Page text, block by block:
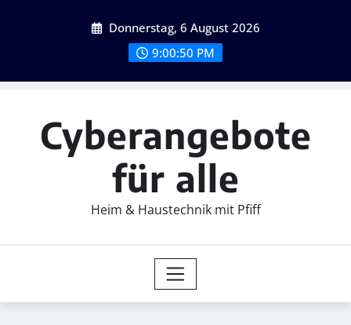
Donnerstag, 6 August 2026
9:00:51 PM
Cyberangebote
für alle
Heim & Haustechnik mit Pfiff